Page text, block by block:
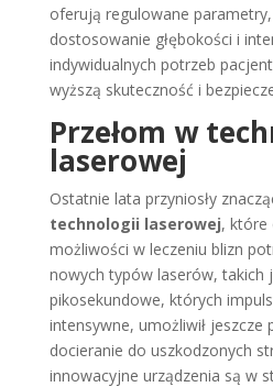
oferują regulowane
dostosowanie głębokości i
indywidualnych potrzeb
wyższą skuteczność i
Przełom w
laserowej
Ostatnie lata przyniosły
technologii laserowej, które
możliwości w leczeniu blizn
nowych typów laserów, takich
pikosekundowe, których
intensywne, umożliwił jeszcze
docieranie do uszkodzonych
innowacyjne urządzenia są w